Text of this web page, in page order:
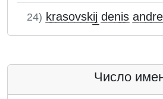
24) k̲r̲a̲s̲o̲v̲s̲k̲i̲j̲ d̲e̲n̲i̲s̲
Число